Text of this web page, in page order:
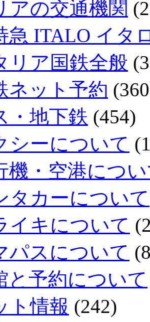
アの交通機関
急 ITALO イタ
リア国鉄全般
ネット予約
・地下鉄 (454)
シーについて
機・空港につ
タカーについて
イキについて
パスについて
と予約について
ト情報 (242)